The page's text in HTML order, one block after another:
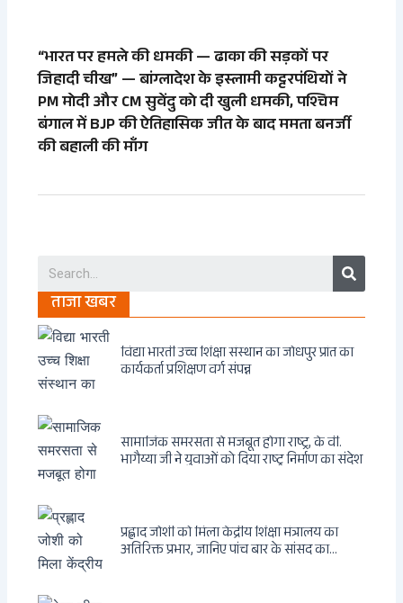
“भारत पर हमले की धमकी — ढाका की सड़कों पर
जिहादी चीख” — बांग्लादेश के इस्लामी कट्टरपंथियों ने
PM मोदी और CM सुवेंदु को दी खुली धमकी, पश्चिम
बंगाल में BJP की ऐतिहासिक जीत के बाद ममता बनर्जी
की बहाली की माँग
Search
ताजा खबर
विद्या भारती उच्च शिक्षा संस्थान का जोधपुर प्रांत का
कार्यकर्ता प्रशिक्षण वर्ग संपन्न
सामाजिक समरसता से मजबूत होगा राष्ट्र, के वी.
भागैय्या जी ने युवाओं को दिया राष्ट्र निर्माण का संदेश
प्रह्लाद जोशी को मिला केंद्रीय शिक्षा मंत्रालय का
अतिरिक्त प्रभार, जानिए पांच बार के सांसद का